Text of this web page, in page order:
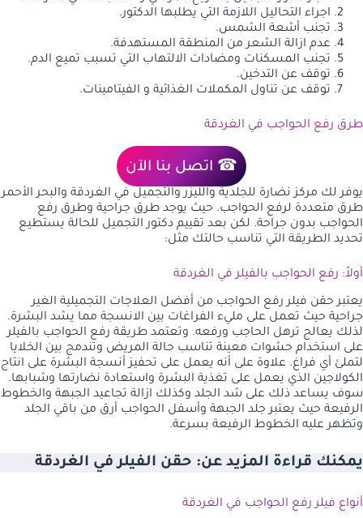
اجراء التحاليل اللازمة التي يطلبها الدكتور.
تجنب أشعة الشمس.
عدم ازالة الشعر من المنطقة المستهدفة.
تجنب المسكنات ومضادات الالتهاب التي تسبب تميع الدم.
توقف عن التدخين.
توقف عن تناول المكملات الغذائية و الفيتامينات.
طرق رفع الحواجب في الغردقة
☎ اتصل بنا الآن
يوفر لك مركز نضارة للجلدية والليزر والتجميل في الغردقة والبحر الأحمر
طرق متعددة لرفع الحواجب. حيث يوجد طرق جراحية وطرق رفع
الحواجب بدون جراحة. لكن بعد تقييم دكتور التجميل للحالة يستطيع
تحديد الطريقة التي تناسب حالتك مثل:
أولاً: رفع الحواجب بالفيلر في الغردقة
يعتبر حقن فيلر رفع الحواجب من أفضل العلاجات التجميلية الغير
جراحية حيث تعمل على مليء الفراغات بين الانسجة مما يشد البشرة.
لذلك يعالج ترهل الحاجب ورفعه. وتعتمد طريقة رفع الحواجب بالفيلر
على استخدام حشوات معينة تناسب حالة المريض وتندمج بين الخلايا
لتملئ أي فراغ. علاوة على أنه يعمل على تحفيز أنسجة البشرة على انتاج
الكولاجين الذي يعمل على تغذية البشرة واستعادة نضارتها وشبابها.
سوف يساعد ذلك على شد الجلد وكذلك ازالة تجاعيد الجبهة والخطوط
الرفيعة حيث يعتبر جلد الجبهة وأسفل الحواجب أرق من باقي الجلد
وتظهر عليه الخطوط الرفيعة بسرعة.
يمكنك قراءة المزيد عن: حقن الفيلر في الغردقة
أنواع فيلر رفع الحواجب في الغردقة